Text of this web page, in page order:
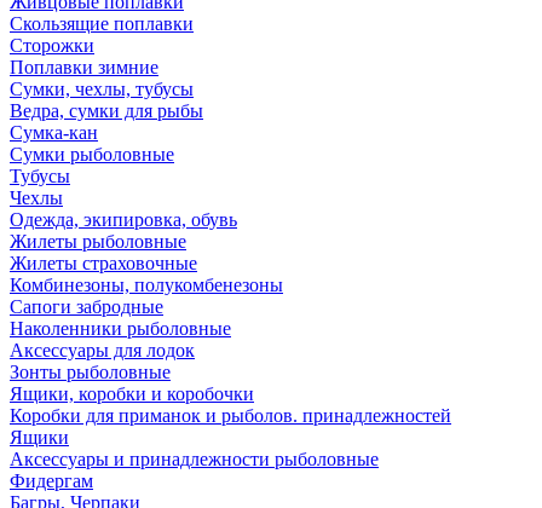
Скользящие поплавки
Сторожки
Поплавки зимние
Сумки, чехлы, тубусы
Ведра, сумки для рыбы
Сумка-кан
Сумки рыболовные
Тубусы
Чехлы
Одежда, экипировка, обувь
Жилеты рыболовные
Жилеты страховочные
Комбинезоны, полукомбенезоны
Сапоги забродные
Наколенники рыболовные
Аксессуары для лодок
Зонты рыболовные
Ящики, коробки и коробочки
Коробки для приманок и рыболов. принадлежностей
Ящики
Аксессуары и принадлежности рыболовные
Фидергам
Багры, Черпаки